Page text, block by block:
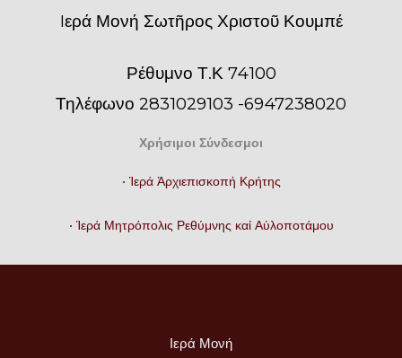
Iερά Μονή Σωτῆρος Χριστοῦ Κουμπέ
Ρέθυμνο Τ.Κ 74100
Τηλέφωνο 2831029103 -6947238020
Χρήσιμοι Σύνδεσμοι
• Ἱερά Ἀρχιεπισκοπή Κρήτης
• Ἱερά Μητρόπολις Ρεθύμνης καί Αὐλοποτάμου
Ιερά Μονή